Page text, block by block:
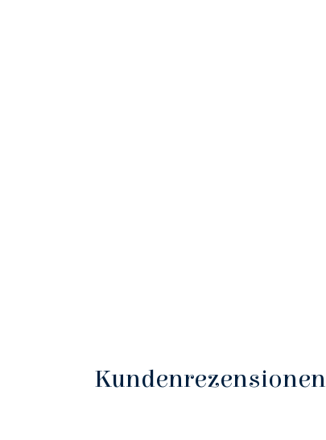
Kundenrezensionen